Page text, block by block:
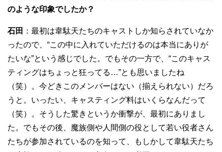
のような印象でしたか？
石田 ：最初は韋駄天たちのキャストしか知らされていなか
ったので、“この中に入れていただけるのは本当にありが
たいな”という感じでした。でもその一方で、“このキャス
ティングはちょっと狂ってる…”とも思いましたね
（笑）。今どきこのメンバーはない（揃えられない）だろ
うと。いったい、キャスティング料はいくらなんだって
（笑）。そうした驚きというか衝撃が、最初にありまし
た。でもその後、魔族側や人間側の役として若い役者さん
たちが参加されているのを知って、もしかして韋駄天たち